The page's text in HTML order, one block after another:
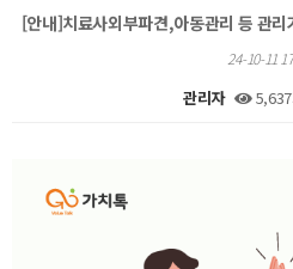
[안내]치료사외부파견,아동관리 등 관
24-10-11
관리자 5,637